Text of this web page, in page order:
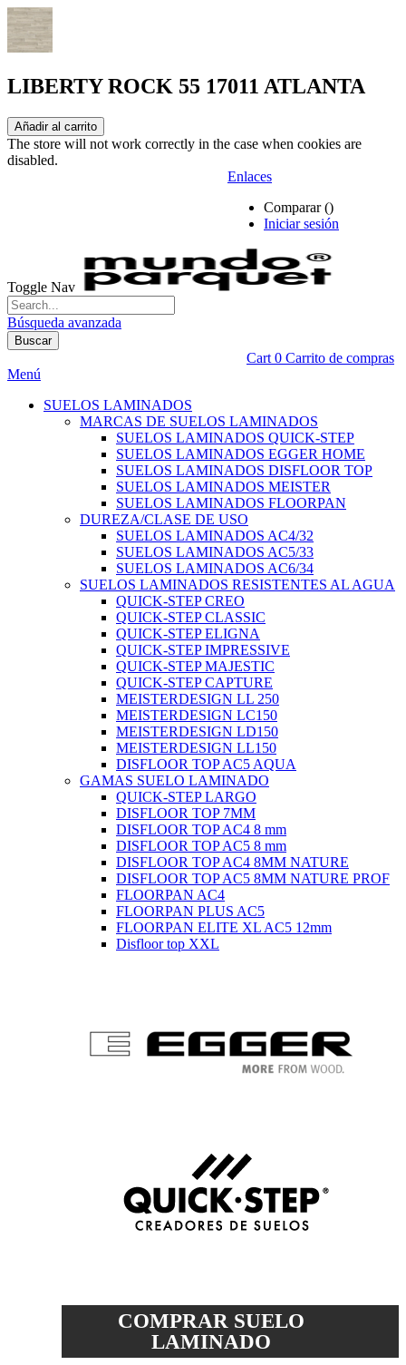
LIBERTY ROCK 55 17011 ATLANTA
Añadir al carrito
The store will not work correctly in the case when cookies are
disabled.
Enlaces
Comparar ()
Iniciar sesión
Toggle Nav
Búsqueda avanzada
Buscar
Cart 0 Carrito de compras
Menú
SUELOS LAMINADOS
MARCAS DE SUELOS LAMINADOS
SUELOS LAMINADOS QUICK-STEP
SUELOS LAMINADOS EGGER HOME
SUELOS LAMINADOS DISFLOOR TOP
SUELOS LAMINADOS MEISTER
SUELOS LAMINADOS FLOORPAN
DUREZA/CLASE DE USO
SUELOS LAMINADOS AC4/32
SUELOS LAMINADOS AC5/33
SUELOS LAMINADOS AC6/34
SUELOS LAMINADOS RESISTENTES AL AGUA
QUICK-STEP CREO
QUICK-STEP CLASSIC
QUICK-STEP ELIGNA
QUICK-STEP IMPRESSIVE
QUICK-STEP MAJESTIC
QUICK-STEP CAPTURE
MEISTERDESIGN LL 250
MEISTERDESIGN LC150
MEISTERDESIGN LD150
MEISTERDESIGN LL150
DISFLOOR TOP AC5 AQUA
GAMAS SUELO LAMINADO
QUICK-STEP LARGO
DISFLOOR TOP 7MM
DISFLOOR TOP AC4 8 mm
DISFLOOR TOP AC5 8 mm
DISFLOOR TOP AC4 8MM NATURE
DISFLOOR TOP AC5 8MM NATURE PROF
FLOORPAN AC4
FLOORPAN PLUS AC5
FLOORPAN ELITE XL AC5 12mm
Disfloor top XXL
COMPRAR SUELO
LAMINADO